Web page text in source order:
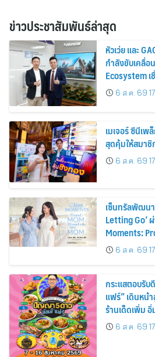
ข่าวประชาสัมพันธ์ล่าสุด
หัวเว่ย และ
กำลังขับเคลื่
Ecosystem เ
รถยนต์ MPV ร
พลังงานแสงอ
6 ส.ค. 69
เมเจอร์ ซีนีเ
สุดคุ้มให้สมาชิ
6 ส.ค. 69
เซ็นทรัลพัฒน
Letting Go’
Moments:
Mom.6 ส.ค. 69
กระแสตอบรั
แฟร์” เดินหน้
ร้านเด็ดเพิ่ม
6 ส.ค. 69